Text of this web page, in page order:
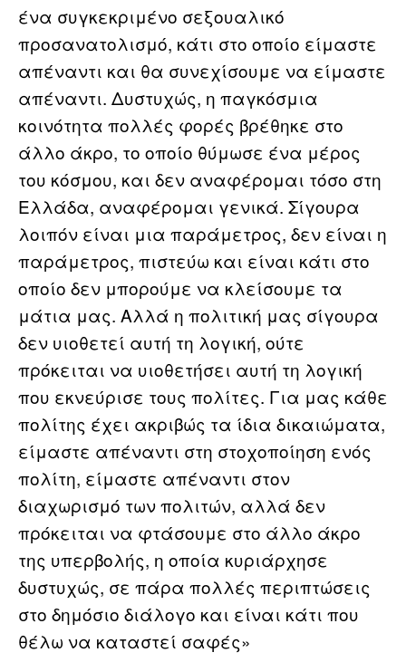
ένα συγκεκριμένο σεξουαλικό
προσανατολισμό, κάτι στο οποίο είμαστε
απέναντι και θα συνεχίσουμε να είμαστε
απέναντι. Δυστυχώς, η παγκόσμια
κοινότητα πολλές φορές βρέθηκε στο
άλλο άκρο, το οποίο θύμωσε ένα μέρος
του κόσμου, και δεν αναφέρομαι τόσο στη
Ελλάδα, αναφέρομαι γενικά. Σίγουρα
λοιπόν είναι μια παράμετρος, δεν είναι η
παράμετρος, πιστεύω και είναι κάτι στο
οποίο δεν μπορούμε να κλείσουμε τα
μάτια μας. Αλλά η πολιτική μας σίγουρα
δεν υιοθετεί αυτή τη λογική, ούτε
πρόκειται να υιοθετήσει αυτή τη λογική
που εκνεύρισε τους πολίτες. Για μας κάθε
πολίτης έχει ακριβώς τα ίδια δικαιώματα,
είμαστε απέναντι στη στοχοποίηση ενός
πολίτη, είμαστε απέναντι στον
διαχωρισμό των πολιτών, αλλά δεν
πρόκειται να φτάσουμε στο άλλο άκρο
της υπερβολής, η οποία κυριάρχησε
δυστυχώς, σε πάρα πολλές περιπτώσεις
στο δημόσιο διάλογο και είναι κάτι που
θέλω να καταστεί σαφές»